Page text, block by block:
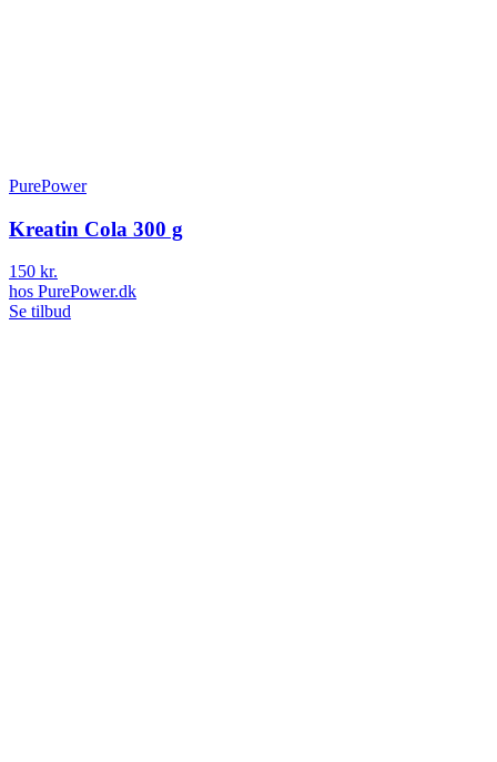
PurePower
Kreatin Cola 300 g
150 kr.
hos PurePower.dk
Se tilbud